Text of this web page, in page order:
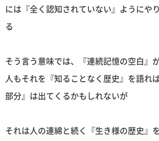
には『全く認知されていない』ようにや
る
そう言う意味では、『連続記憶の空白』
人もそれを『知ることなく歴史』を語れ
部分』は出てくるかもしれないが
それは人の連綿と続く『生き様の歴史』